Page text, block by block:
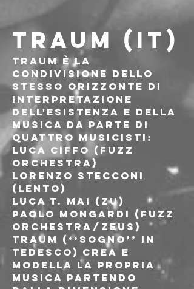
TRAUM (IT)
TRAUM è la
condivisione dello
stesso orizzonte di
interpretazione
dell'esistenza e della
musica da parte di
quattro musicisti:
Luca Ciffo (Fuzz
Orchestra)
Lorenzo Stecconi
(Lento)
Luca T. Mai (Zu)
Paolo Mongardi (Fuzz
Orchestra/Zeus)
Traum (‘‘Sogno’’ in
Tedesco) crea e
modella la propria
musica partendo